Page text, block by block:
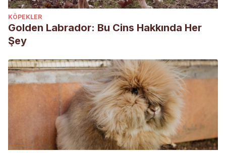
KÖPEKLER
Golden Labrador: Bu Cins Hakkında Her
Şey